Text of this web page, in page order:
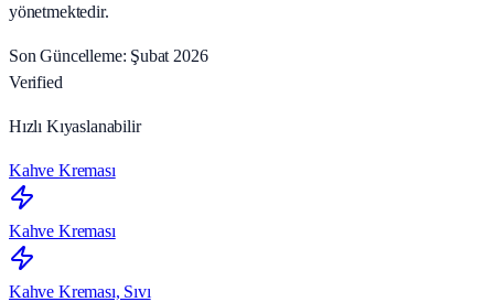
yönetmektedir.
Son Güncelleme: Şubat 2026
Verified
Hızlı Kıyaslanabilir
Kahve Kreması
Kahve Kreması
Kahve Kreması, Sıvı